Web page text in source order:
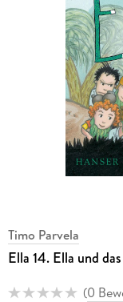
Timo Parvela
Ella 14. Ella und
(0